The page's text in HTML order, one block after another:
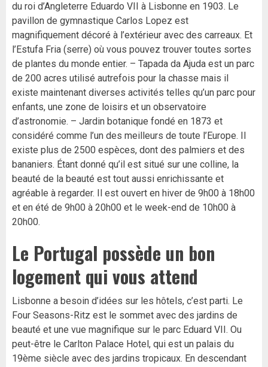
du roi d’Angleterre Eduardo VII à Lisbonne en 1903. Le
pavillon de gymnastique Carlos Lopez est
magnifiquement décoré à l’extérieur avec des carreaux. Et
l’Estufa Fria (serre) où vous pouvez trouver toutes sortes
de plantes du monde entier. – Tapada da Ajuda est un parc
de 200 acres utilisé autrefois pour la chasse mais il
existe maintenant diverses activités telles qu’un parc pour
enfants, une zone de loisirs et un observatoire
d’astronomie. – Jardin botanique fondé en 1873 et
considéré comme l’un des meilleurs de toute l’Europe. Il
existe plus de 2500 espèces, dont des palmiers et des
bananiers. Étant donné qu’il est situé sur une colline, la
beauté de la beauté est tout aussi enrichissante et
agréable à regarder. Il est ouvert en hiver de 9h00 à 18h00
et en été de 9h00 à 20h00 et le week-end de 10h00 à
20h00.
Le Portugal possède un bon
logement qui vous attend
Lisbonne a besoin d’idées sur les hôtels, c’est parti. Le
Four Seasons-Ritz est le sommet avec des jardins de
beauté et une vue magnifique sur le parc Eduard VII. Ou
peut-être le Carlton Palace Hotel, qui est un palais du
19ème siècle avec des jardins tropicaux. En descendant